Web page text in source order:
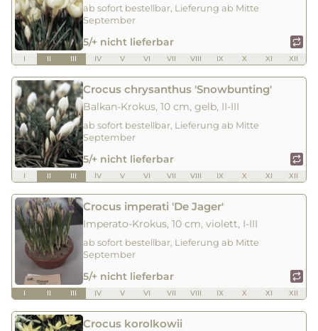
ab sofort bestellbar, Lieferung ab Mitte
September
5/+ nicht lieferbar
I II III IV V VI VII VIII IX X XI XII
Crocus chrysanthus 'Snowbunting'
Balkan-Krokus, 10 cm, gelb, II-III
ab sofort bestellbar, Lieferung ab Mitte
September
5/+ nicht lieferbar
I II III IV V VI VII VIII IX X XI XII
Crocus imperati 'De Jager'
Imperato-Krokus, 10 cm, violett, I-III
ab sofort bestellbar, Lieferung ab Mitte
September
5/+ nicht lieferbar
I II III IV V VI VII VIII IX X XI XII
Crocus korolkowii